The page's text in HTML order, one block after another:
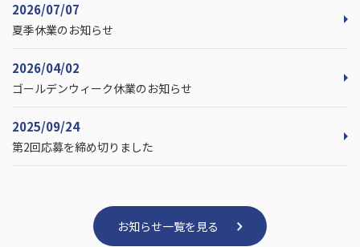
2026/07/07
夏季休業のお知らせ
2026/04/02
ゴールデンウィーク休業のお知らせ
2025/09/24
第2回応募を締め切りました
お知らせ一覧を見る